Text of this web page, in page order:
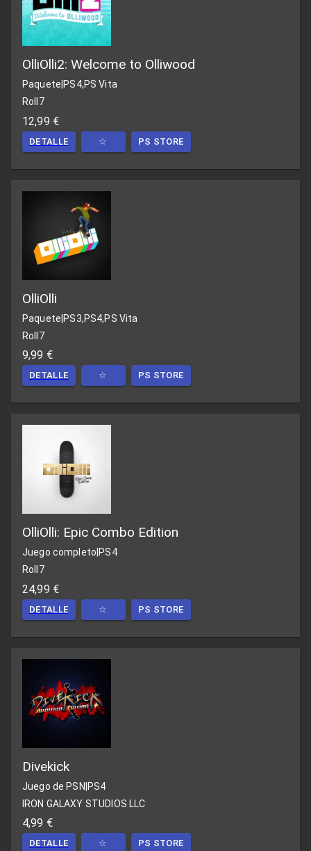
OlliOlli2: Welcome to Olliwood
Paquete PS4,PS Vita
Roll7
12,99 €
DETALLE ☆ PS STORE
OlliOlli
Paquete PS3,PS4,PS Vita
Roll7
9,99 €
DETALLE ☆ PS STORE
OlliOlli: Epic Combo Edition
Juego completo PS4
Roll7
24,99 €
DETALLE ☆ PS STORE
Divekick
Juego de PSN PS4
IRON GALAXY STUDIOS LLC
4,99 €
DETALLE ☆ PS STORE